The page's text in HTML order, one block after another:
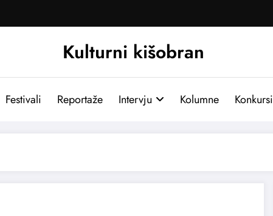
Kulturni kišobran
Festivali Reportaže Intervju Kolumne Konkursi